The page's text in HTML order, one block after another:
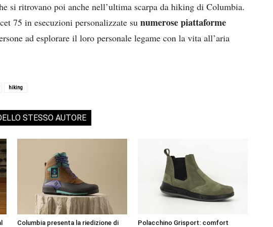
si ritrovano poi anche nell’ultima scarpa da hiking di Columbia.
75 in esecuzioni personalizzate su numerose piattaforme
ad esplorare il loro personale legame con la vita all’aria
hiking
STESSO AUTORE
Columbia presenta la riedizione di
Polacchino Grisport: comfort